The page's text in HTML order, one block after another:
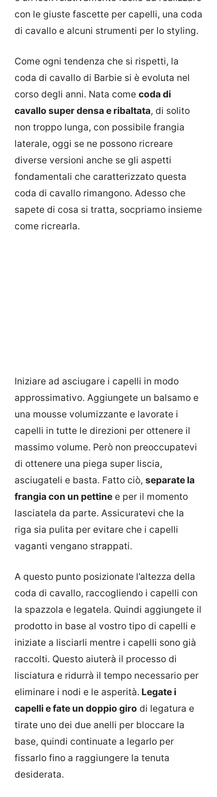
con le giuste fascette per capelli, una coda
di cavallo e alcuni strumenti per lo styling.
Come ogni tendenza che si rispetti, la
coda di cavallo di Barbie si è evoluta nel
corso degli anni. Nata come coda di
cavallo super densa e ribaltata, di solito
non troppo lunga, con possibile frangia
laterale, oggi se ne possono ricreare
diverse versioni anche se gli aspetti
fondamentali che caratterizzato questa
coda di cavallo rimangono. Adesso che
sapete di cosa si tratta, socpriamo insieme
come ricrearla.
Iniziare ad asciugare i capelli in modo
approssimativo. Aggiungete un balsamo e
una mousse volumizzante e lavorate i
capelli in tutte le direzioni per ottenere il
massimo volume. Però non preoccupatevi
di ottenere una piega super liscia,
asciugateli e basta. Fatto ciò, separate la
frangia con un pettine e per il momento
lasciatela da parte. Assicuratevi che la
riga sia pulita per evitare che i capelli
vaganti vengano strappati.
A questo punto posizionate l’altezza della
coda di cavallo, raccogliendo i capelli con
la spazzola e legatela. Quindi aggiungete il
prodotto in base al vostro tipo di capelli e
iniziate a lisciarli mentre i capelli sono già
raccolti. Questo aiuterà il processo di
lisciatura e ridurrà il tempo necessario per
eliminare i nodi e le asperità. Legate i
capelli e fate un doppio giro di legatura e
tirate uno dei due anelli per bloccare la
base, quindi continuate a legarlo per
fissarlo fino a raggiungere la tenuta
desiderata.